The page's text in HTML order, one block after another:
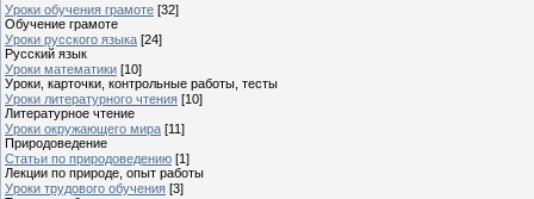
Уроки обучения грамоте [32]
Обучение грамоте
Уроки русского языка [24]
Русский язык
Уроки математики [10]
Уроки, карточки, контрольные работы, тесты
Уроки литературного чтения [10]
Литературное чтение
Уроки окружающего мира [11]
Природоведение
Статьи по природоведению [1]
Лекции по природе, опыт работы
Уроки трудового обучения [3]